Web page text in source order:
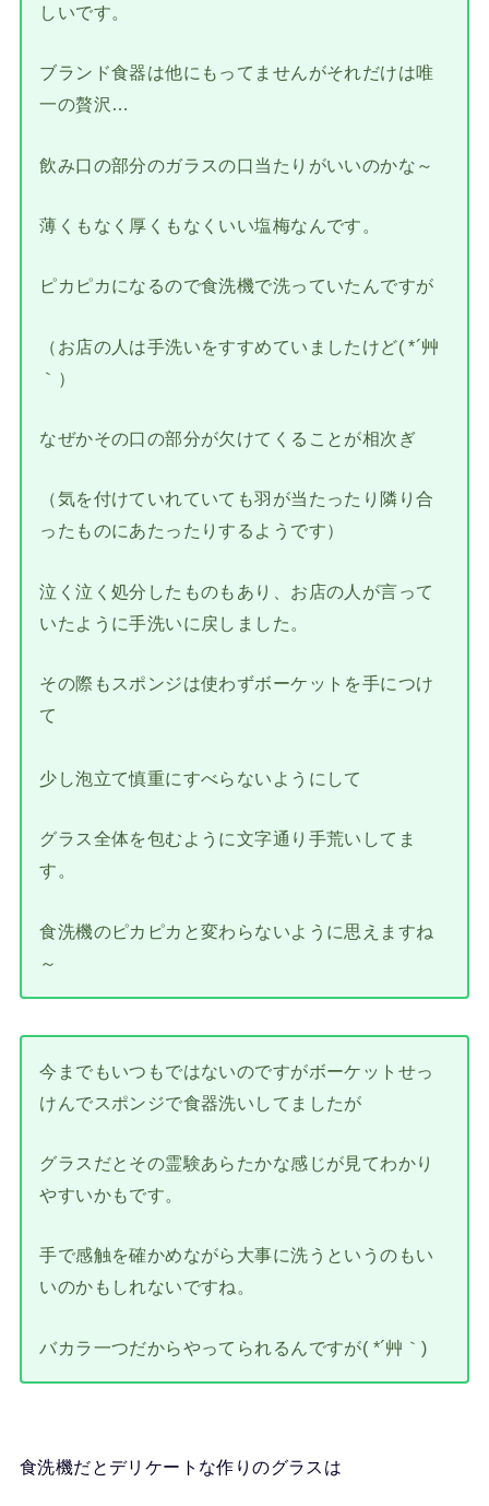
しいです。
ブランド食器は他にもってませんがそれだけは唯
一の贅沢…
飲み口の部分のガラスの口当たりがいいのかな～
薄くもなく厚くもなくいい塩梅なんです。
ピカピカになるので食洗機で洗っていたんですが
（お店の人は手洗いをすすめていましたけど( *´艸
｀）
なぜかその口の部分が欠けてくることが相次ぎ
（気を付けていれていても羽が当たったり隣り合
ったものにあたったりするようです）
泣く泣く処分したものもあり、お店の人が言って
いたように手洗いに戻しました。
その際もスポンジは使わずボーケットを手につけ
て
少し泡立て慎重にすべらないようにして
グラス全体を包むように文字通り手荒いしてま
す。
食洗機のピカピカと変わらないように思えますね
～
今までもいつもではないのですがボーケットせっ
けんでスポンジで食器洗いしてましたが
グラスだとその霊験あらたかな感じが見てわかり
やすいかもです。
手で感触を確かめながら大事に洗うというのもい
いのかもしれないですね。
バカラ一つだからやってられるんですが( *´艸｀)
食洗機だとデリケートな作りのグラスは